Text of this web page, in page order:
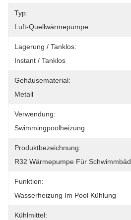
Typ:
Luft-Quellwärmepumpe
Lagerung / Tanklos:
Instant / Tanklos
Gehäusematerial:
Metall
Verwendung:
Swimmingpoolheizung
Produktbezeichnung:
R32 Wärmepumpe Für
Funktion:
Wasserheizung Im Pool Kühlung
Kühlmittel: